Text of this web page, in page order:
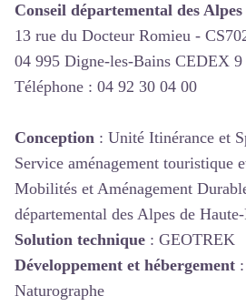
Conseil départemental des
13 rue du Docteur Romieu -
04 995 Digne-les-Bains CEDEX 9
Téléphone : 04 92 30 04 00
Conception : Unité Itinérance et
Service aménagement touristique
Mobilités et Aménagement
départemental des Alpes de
Solution technique : GEOTREK
Développement et hébergement
Naturographe